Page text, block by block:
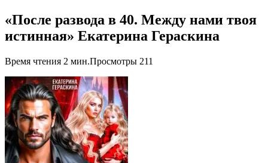
«После развода в 40. Между нами твоя
истинная» Екатерина Гераскина
Время чтения 2 мин.Просмотры 211